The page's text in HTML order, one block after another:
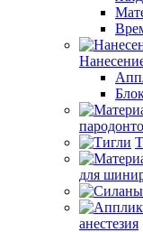
для
анестезия